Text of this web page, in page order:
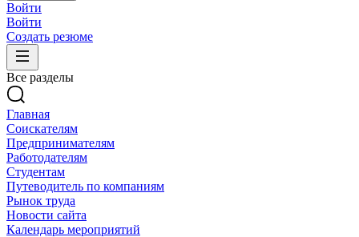
Войти
Войти
Создать резюме
Все разделы
Главная
Соискателям
Предпринимателям
Работодателям
Студентам
Путеводитель по компаниям
Рынок труда
Новости сайта
Календарь мероприятий